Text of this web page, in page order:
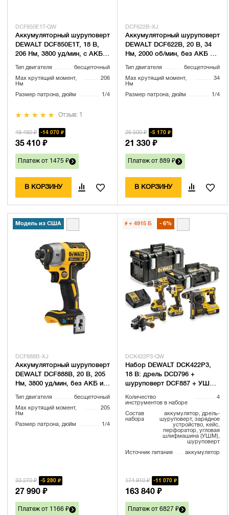
DCF850E1T-QW
Аккумуляторный шуруповерт
DEWALT DCF850E1T, 18 В,
206 Нм, 3800 уд/мин, с АКБ
Тип двигателя бесщеточный
Max крутящий момент,
Нм
206
Размер патрона, дюйм 1/4
Отзыв: 1
49 480 ₽ 14 070 ₽
35 410 ₽
Платеж от 1475 ₽
В КОРЗИНУ
DCF622B-XJ
Аккумуляторный шуруповерт
DEWALT DCF622B, 20 В, 34
Нм, 2000 об/мин, без АКБ и
Тип двигателя бесщеточный
Max крутящий момент,
Нм
34
Размер патрона, дюйм 1/4
26 500 ₽ 5 170 ₽
21 330 ₽
Платеж от 889 ₽
В КОРЗИНУ
Модель из США
DCF888B-XJ
Аккумуляторный шуруповерт
DEWALT DCF888B, 20 В, 205
Нм, 3800 уд/мин, без АКБ и
Тип двигателя бесщеточный
Max крутящий момент,
Нм
205
Размер патрона, дюйм 1/4
33 270 ₽ 5 280 ₽
27 990 ₽
Платеж от 1166 ₽
+ 4915 Б 6%
DCK422P3-QW
Набор DEWALT DCK422P3,
18 В: дрель DCD796 +
шуруповерт DCF887 + УШМ
DCH273, с 3 АКБ 5 Ач и ЗУ, в
2 кейсах
Количество
инструментов в наборе
4
Состав
набора
аккумулятор, дрель-
шуруповерт, зарядное
устройство, кейс,
перфоратор, угловая
шлифмашина (УШМ),
шуруповерт
Источник питания аккумулятор
174 910 ₽ 11 070 ₽
163 840 ₽
Платеж от 6827 ₽